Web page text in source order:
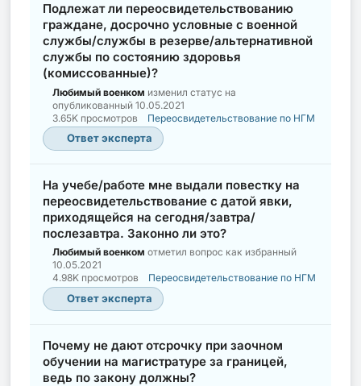
Подлежат ли переосвидетельствованию
граждане, досрочно условные с военной
службы/службы в резерве/альтернативной
службы по состоянию здоровья
(комиссованные)?
Любимый военком изменил статус на
опубликованный 10.05.2021
3.65K просмотров
Переосвидетельствование по НГМ
Ответ эксперта
На учебе/работе мне выдали повестку на
переосвидетельствование с датой явки,
приходящейся на сегодня/завтра/
послезавтра. Законно ли это?
Любимый военком отметил вопрос как избранный
10.05.2021
4.98K просмотров
Переосвидетельствование по НГМ
Ответ эксперта
Почему не дают отсрочку при заочном
обучении на магистратуре за границей,
ведь по закону должны?